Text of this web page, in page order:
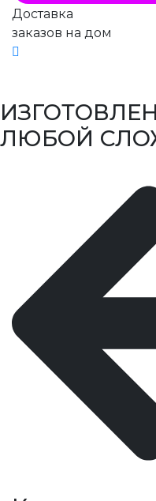
Доставка
заказов на дом
ЛЮБОЙ